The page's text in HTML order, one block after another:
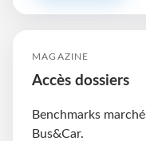
MAGAZINE
Accès dossiers
Benchmarks
Bus&Car.